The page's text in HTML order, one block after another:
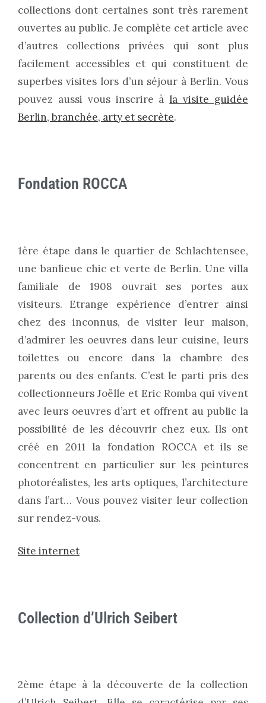
collections dont certaines sont très rarement
ouvertes au public. Je complète cet article avec
d’autres collections privées qui sont plus
facilement accessibles et qui constituent de
superbes visites lors d’un séjour à Berlin. Vous
pouvez aussi vous inscrire àla visite guidée
Berlin, branchée, arty et secrète.
Fondation ROCCA
1ère étape dans le quartier de Schlachtensee,
une banlieue chic et verte de Berlin. Une villa
familiale de 1908 ouvrait ses portes aux
visiteurs. Etrange expérience d’entrer ainsi
chez des inconnus, de visiter leur maison,
d’admirer les oeuvres dans leur cuisine, leurs
toilettes ou encore dans la chambre des
parents ou des enfants. C’est le parti pris des
collectionneurs Joëlle et Eric Romba qui vivent
avec leurs oeuvres d’art et offrent au public la
possibilité de les découvrir chez eux. Ils ont
créé en 2011 la fondation ROCCA et ils se
concentrent en particulier sur les peintures
photoréalistes, les arts optiques, l’architecture
dans l’art… Vous pouvez visiter leur collection
sur rendez-vous.
Site internet
Collection d’Ulrich Seibert
2ème étape à la découverte de la collection